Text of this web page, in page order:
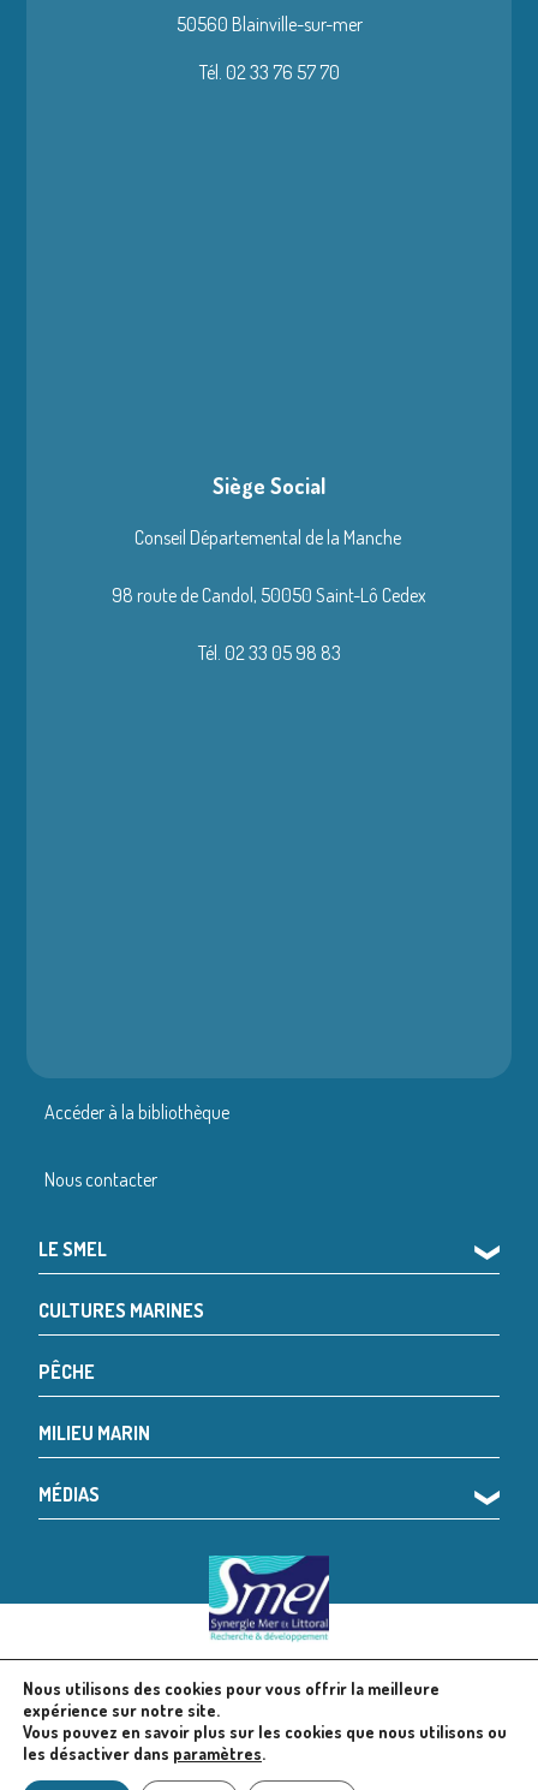
50560 Blainville-sur-mer
Tél. 02 33 76 57 70
Siège Social
Conseil Départemental de la Manche
98 route de Candol, 50050 Saint-Lô Cedex
Tél. 02 33 05 98 83
Accéder à la bibliothèque
Nous contacter
LE SMEL ❯
CULTURES MARINES
PÊCHE
MILIEU MARIN
MÉDIAS ❯
© 2024 SMEL Mentions légales
Politique en matière de cookies
Nous utilisons des cookies pour vous offrir la meilleure
expérience sur notre site.
Vous pouvez en savoir plus sur les cookies que nous utilisons ou
les désactiver dans paramètres.